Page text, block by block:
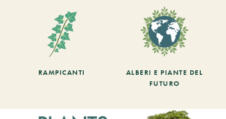
RAMPICANTI
ALBERI E PIANTE DEL
FUTURO